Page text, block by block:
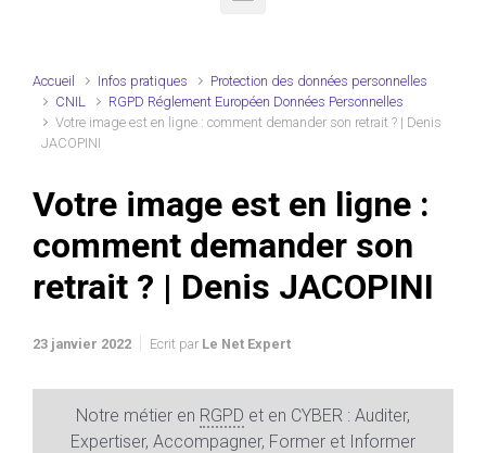
Accueil Infos pratiques
Protection des données personnelles
CNIL
RGPD Réglement Européen Données Personnelles
Votre image est en ligne : comment demander son retrait ? | Denis
JACOPINI
Votre image est en ligne :
comment demander son
retrait ? | Denis JACOPINI
23 janvier 2022 Ecrit par Le Net Expert
Notre métier en RGPD et en CYBER : Auditer,
Expertiser, Accompagner, Former et Informer